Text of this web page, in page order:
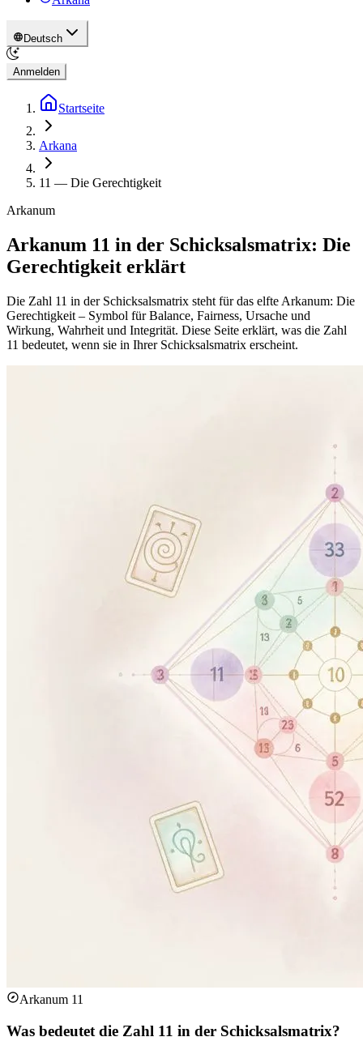
Deutsch
Anmelden
Startseite
Arkana
11 — Die Gerechtigkeit
Arkanum
Arkanum 11 in der Schicksalsmatrix: Die
Gerechtigkeit erklärt
Die Zahl 11 in der Schicksalsmatrix steht für das elfte Arkanum: Die
Gerechtigkeit – Symbol für Balance, Fairness, Ursache und
Wirkung, Wahrheit und Integrität. Diese Seite erklärt, was die Zahl
11 bedeutet, wenn sie in Ihrer Schicksalsmatrix erscheint.
Arkanum 11
Was bedeutet die Zahl 11 in der Schicksalsmatrix?